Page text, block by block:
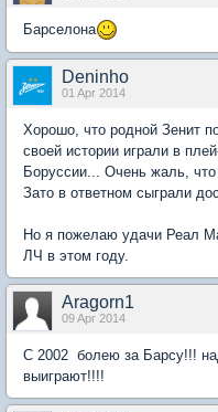
Барселона
Deninho
01 Apr 2014
Хорошо, что родной Зенит
своей истории играли в
Боруссии... Очень жаль,
Зато в ответном сыграли
Но я пожелаю удачи Реал
ЛЧ в этом году.
Aragorn1
09 Apr 2014
C 2002 болею за Барсу!!!
выиграют!!!!